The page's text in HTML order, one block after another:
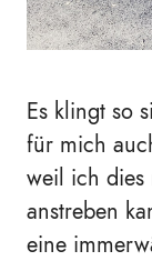
Es klingt so
für mich
weil ich dies
anstreben
eine